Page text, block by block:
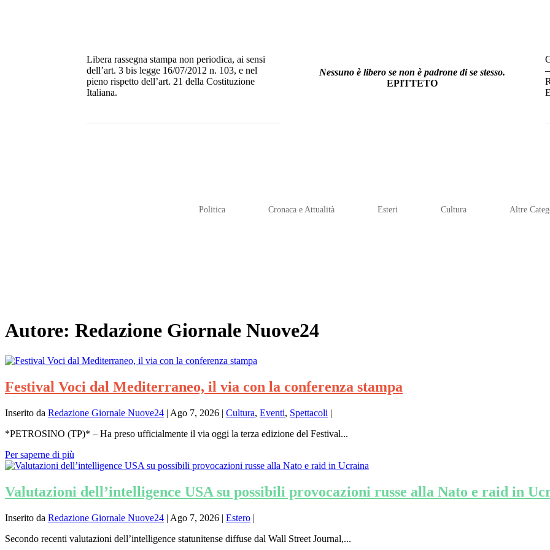
Libera rassegna stampa non periodica, ai sensi
dell’art. 3 bis legge 16/07/2012 n. 103, e nel
pieno rispetto dell’art. 21 della Costituzione
Italiana.
Nessuno è libero se non è padrone di se stesso.
EPITTETO
Politica Cronaca e Attualità Esteri Cultura Altre
Autore: Redazione Giornale Nuove24
Festival Voci dal Mediterraneo, il via con la conferenza stampa
Inserito da Redazione Giornale Nuove24 | Ago 7, 2026 | Cultura, Eventi, Spettacoli |
*PETROSINO (TP)* – Ha preso ufficialmente il via oggi la terza edizione del Festival...
Per saperne di più
Valutazioni dell’intelligence USA su possibili provocazioni russe alla Nato e raid in
Inserito da Redazione Giornale Nuove24 | Ago 7, 2026 | Estero |
Secondo recenti valutazioni dell’intelligence statunitense diffuse dal Wall Street Journal,...